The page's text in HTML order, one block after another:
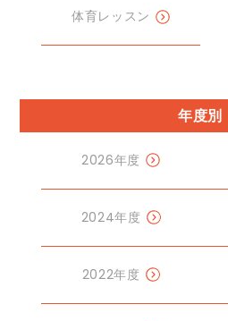
体育レッスン
年度別
2026年度
2024年度
2022年度